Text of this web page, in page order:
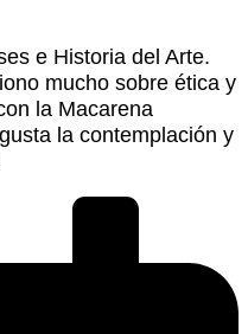
e Historia del Arte.
mucho sobre ética y
la Macarena
la contemplación y